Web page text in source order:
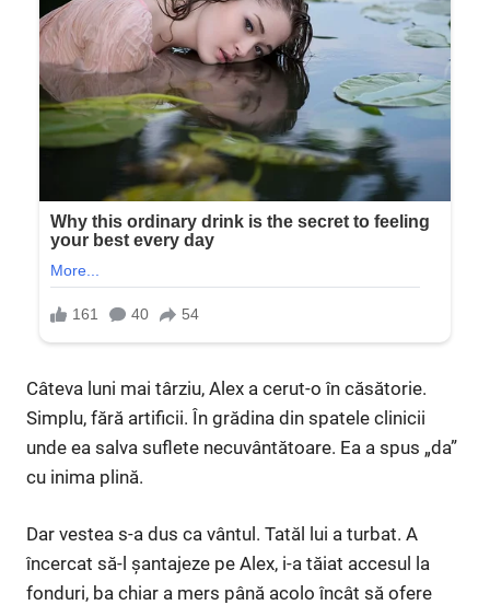
Câteva luni mai târziu, Alex a cerut-o în căsătorie.
Simplu, fără artificii. În grădina din spatele clinicii
unde ea salva suflete necuvântătoare. Ea a spus „da”
cu inima plină.
Dar vestea s-a dus ca vântul. Tatăl lui a turbat. A
încercat să-l șantajeze pe Alex, i-a tăiat accesul la
fonduri, ba chiar a mers până acolo încât să ofere